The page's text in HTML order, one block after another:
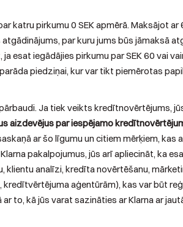
katru pirkumu 0 SEK apmērā. Maksājot
par kuru jums būs jāmaksā
esat iegādājies pirkumu par SEK 60 vai
piedziņai, kur var tikt piemērotas
Ja tiek veikts kredītnovērtējums,
aizdevējus par iespējamo
ar šo līgumu un citiem mērķiem,
pakalpojumus, jūs arī apliecināt, ka
klientu analīzi, kredīta novērtēšanu,
aģentūrām), kas var būt
to, kā jūs varat sazināties ar Klarna ar